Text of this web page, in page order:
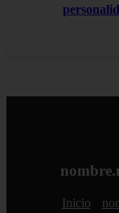
Inicio